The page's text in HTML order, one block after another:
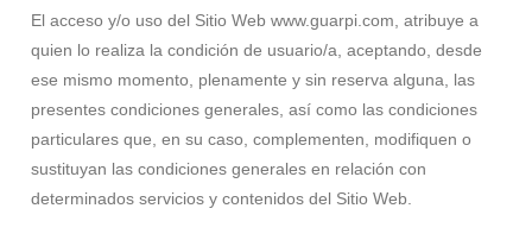
El acceso y/o uso del Sitio Web www.guarpi.com, atribuye a
quien lo realiza la condición de usuario/a, aceptando, desde
ese mismo momento, plenamente y sin reserva alguna, las
presentes condiciones generales, así como las condiciones
particulares que, en su caso, complementen, modifiquen o
sustituyan las condiciones generales en relación con
determinados servicios y contenidos del Sitio Web.